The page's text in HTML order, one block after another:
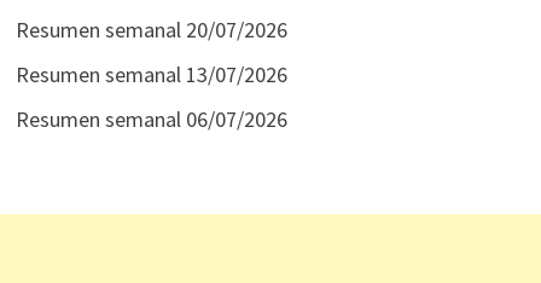
Resumen semanal 20/07/2026
Resumen semanal 13/07/2026
Resumen semanal 06/07/2026